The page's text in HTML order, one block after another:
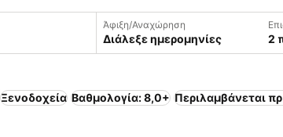
Άφιξη/Αναχώρηση
Διάλεξε ημερομηνίες 2
Ξενοδοχεία Βαθμολογία: 8,0+ Περιλαμβάνεται